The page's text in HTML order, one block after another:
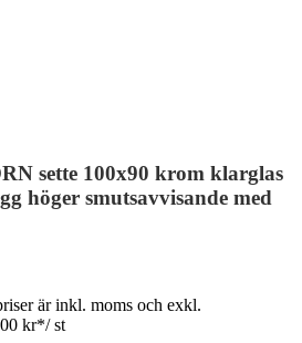
sette 100x90 krom klarglas
höger smutsavvisande med
är inkl. moms och exkl.
kr*/ st